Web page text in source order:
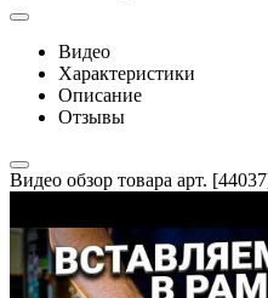
Видео
Характеристики
Описание
Отзывы
Видео обзор товара арт.